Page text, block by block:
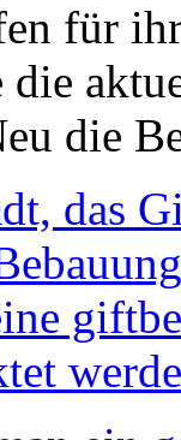
für
die
die
das